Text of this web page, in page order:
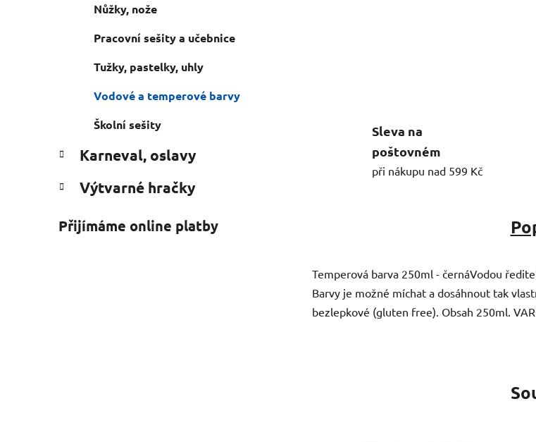
Nůžky, nože
Pracovní sešity a učebnice
Tužky, pastelky, uhly
Vodové a temperové barvy
Školní sešity
Karneval, oslavy
Výtvarné hračky
Přijímáme online platby
Sleva na
poštovném
při nákupu nad 599 Kč
Temperová barva 250ml - černáVodou
Barvy je možné míchat a dosáhnout tak
bezlepkové (gluten free). Obsah 250ml.